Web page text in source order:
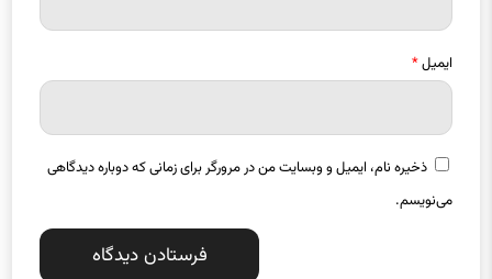
ایمیل*
ذخیره نام، ایمیل و وبسایت من در مرورگر برای زمانی که دوباره دیدگاهی
می‌نویسم.